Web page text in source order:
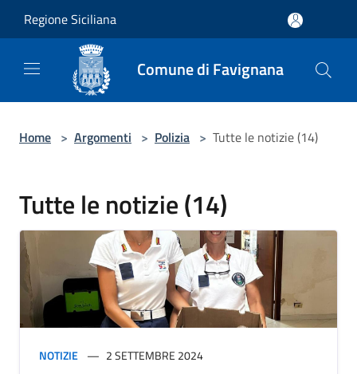
Regione Siciliana
Comune di Favignana
Home > Argomenti > Polizia > Tutte le notizie (14)
Tutte le notizie (14)
NOTIZIE 2 SETTEMBRE 2024